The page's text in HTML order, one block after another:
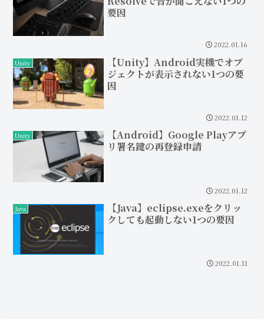
要因
2022.01.16
Unity
【Unity】Android実機でオブ
ジェクトが表示されない1つの要
因
2022.01.12
Unity
【Android】Google Playアプ
リ署名鍵の再登録申請
2022.01.12
Java
【Java】eclipse.exeをクリッ
クしても起動しない1つの要因
2022.01.11